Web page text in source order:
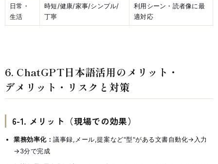
日常・
生活
時短/健康/家事/シンプル/
丁寧
利用シーン・読者像に最
適対応
6. ChatGPT日本語活用のメリット・
デメリット・リスクと対策
6-1. メリット（現場での効果）
業務効率化：議事録,メール,提案など"型"がある文書自動化→入力
→3分で完成